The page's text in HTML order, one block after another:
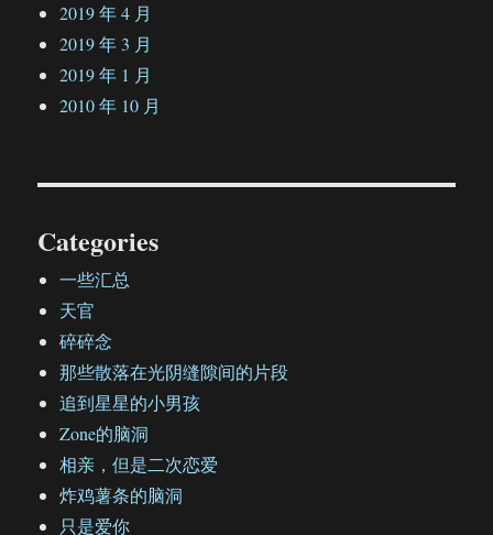
2019 年 4 月
2019 年 3 月
2019 年 1 月
2010 年 10 月
Categories
一些汇总
天官
碎碎念
那些散落在光阴缝隙间的片段
追到星星的小男孩
Zone的脑洞
相亲，但是二次恋爱
炸鸡薯条的脑洞
只是爱你